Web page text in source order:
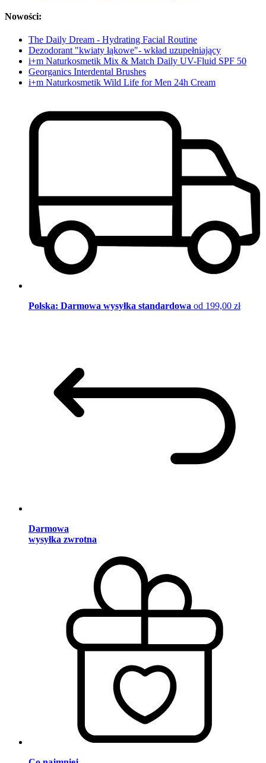
Nowości:
The Daily Dream - Hydrating Facial Routine
Dezodorant "kwiaty łąkowe"- wkład uzupełniający
i+m Naturkosmetik Mix & Match Daily UV-Fluid SPF 50
Georganics Interdental Brushes
i+m Naturkosmetik Wild Life for Men 24h Cream
Polska: Darmowa wysyłka standardowa od 199,00 zł
Darmowa
wysyłka zwrotna